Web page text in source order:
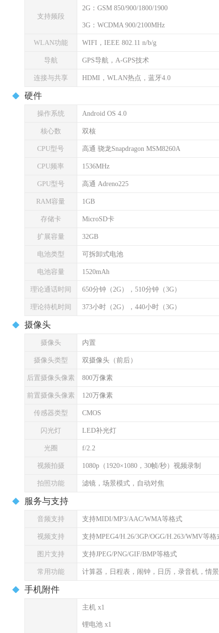
支持频段
2G：GSM 850/900/1800/1900
3G：WCDMA 900/2100MHz
WLAN功能 WIFI，IEEE 802.11 n/b/g
导航 GPS导航，A-GPS技术
连接与共享 HDMI，WLAN热点，蓝牙4.0
硬件
操作系统 Android OS 4.0
核心数 双核
CPU型号 高通 骁龙Snapdragon MSM8260A
CPU频率 1536MHz
GPU型号 高通 Adreno225
RAM容量 1GB
存储卡 MicroSD卡
扩展容量 32GB
电池类型 可拆卸式电池
电池容量 1520mAh
理论通话时间 650分钟（2G），510分钟（3G）
理论待机时间 373小时（2G），440小时（3G）
摄像头
摄像头 内置
摄像头类型 双摄像头（前后）
后置摄像头像素 800万像素
前置摄像头像素 120万像素
传感器类型 CMOS
闪光灯 LED补光灯
光圈 f/2.2
视频拍摄 1080p（1920×1080，30帧/秒）视频录制
拍照功能 滤镜，场景模式，自动对焦
服务与支持
音频支持 支持MIDI/MP3/AAC/WMA等格式
视频支持 支持MPEG4/H.26/3GP/OGG/H.263/WMV等格
图片支持 支持JPEG/PNG/GIF/BMP等格式
常用功能 计算器，日程表，闹钟，日历，录音机，情
手机附件
主机 x1
锂电池 x1